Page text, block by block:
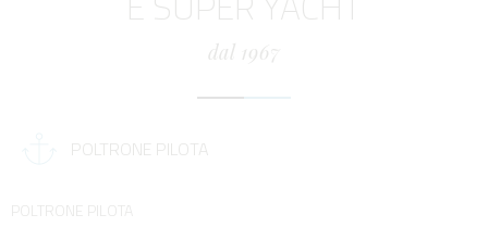
dal 1967
POLTRONE PILOTA
POLTRONE PILOTA